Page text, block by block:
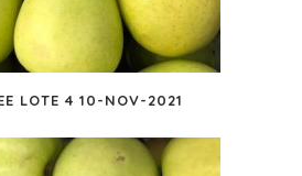
LOTE 4 10-NOV-2021